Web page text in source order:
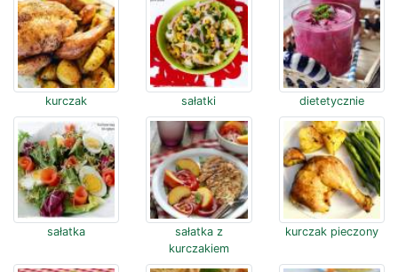
kurczak sałatki dietetycznie
sałatka
sałatka z
kurczakiem
kurczak pieczony